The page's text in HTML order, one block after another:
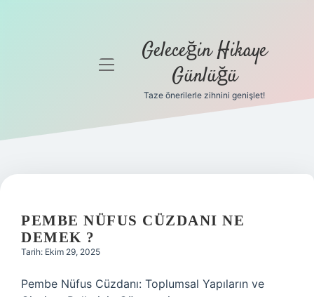
Gizlilik
Hakkımızda
menüyü Geleceğin Hikaye
Günlüğü
Taze önerilerle zihnini genişlet!
PEMBE NÜFUS CÜZDANI NE
DEMEK ?
Tarih: Ekim 29, 2025
Pembe Nüfus Cüzdanı: Toplumsal Yapıların ve